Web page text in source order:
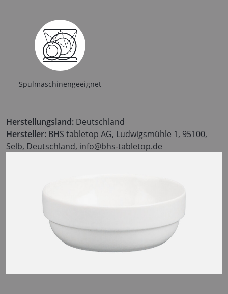
Spülmaschinengeeignet
Herstellungsland: Deutschland
Hersteller: BHS tabletop AG, Ludwigsmühle 1, 95100,
Selb, Deutschland, info@bhs-tabletop.de